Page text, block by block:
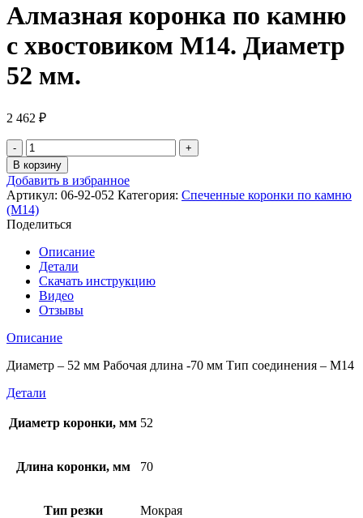
Алмазная коронка по камню
с хвостовиком M14. Диаметр
52 мм.
2 462 ₽
Количество
товара
Алмазная
коронка
по
камню
с
хвостовиком
M14.
Диаметр
52
мм.
В корзину
Добавить в избранное
Артикул: 06-92-052 Категория: Спеченные коронки по камню
(M14)
Поделиться
Описание
Детали
Скачать инструкцию
Видео
Отзывы
Описание
Диаметр – 52 мм Рабочая длина -70 мм Тип соединения – M14
Детали
Диаметр коронки, мм 52
Длина коронки, мм 70
Тип резки Мокрая